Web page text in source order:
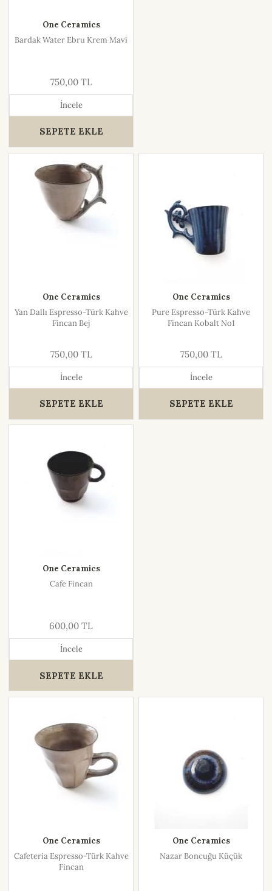
One Ceramics
Bardak Water Ebru Krem Mavi
750,00 TL
İncele
SEPETE EKLE
One Ceramics
Yan Dallı Espresso-Türk Kahve
Fincan Bej
750,00 TL
İncele
SEPETE EKLE
One Ceramics
Pure Espresso-Türk Kahve
Fincan Kobalt No1
750,00 TL
İncele
SEPETE EKLE
One Ceramics
Cafe Fincan
600,00 TL
İncele
SEPETE EKLE
One Ceramics
Cafeteria Espresso-Türk Kahve
Fincan
One Ceramics
Nazar Boncuğu Küçük